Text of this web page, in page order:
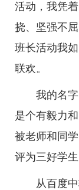
活动，我凭
挠、坚强不
班长活动我
联欢。
我的名
是个有毅力
被老师和同
评为三好学生
从百度